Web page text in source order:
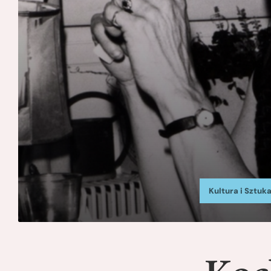
Kultura i Sztuka